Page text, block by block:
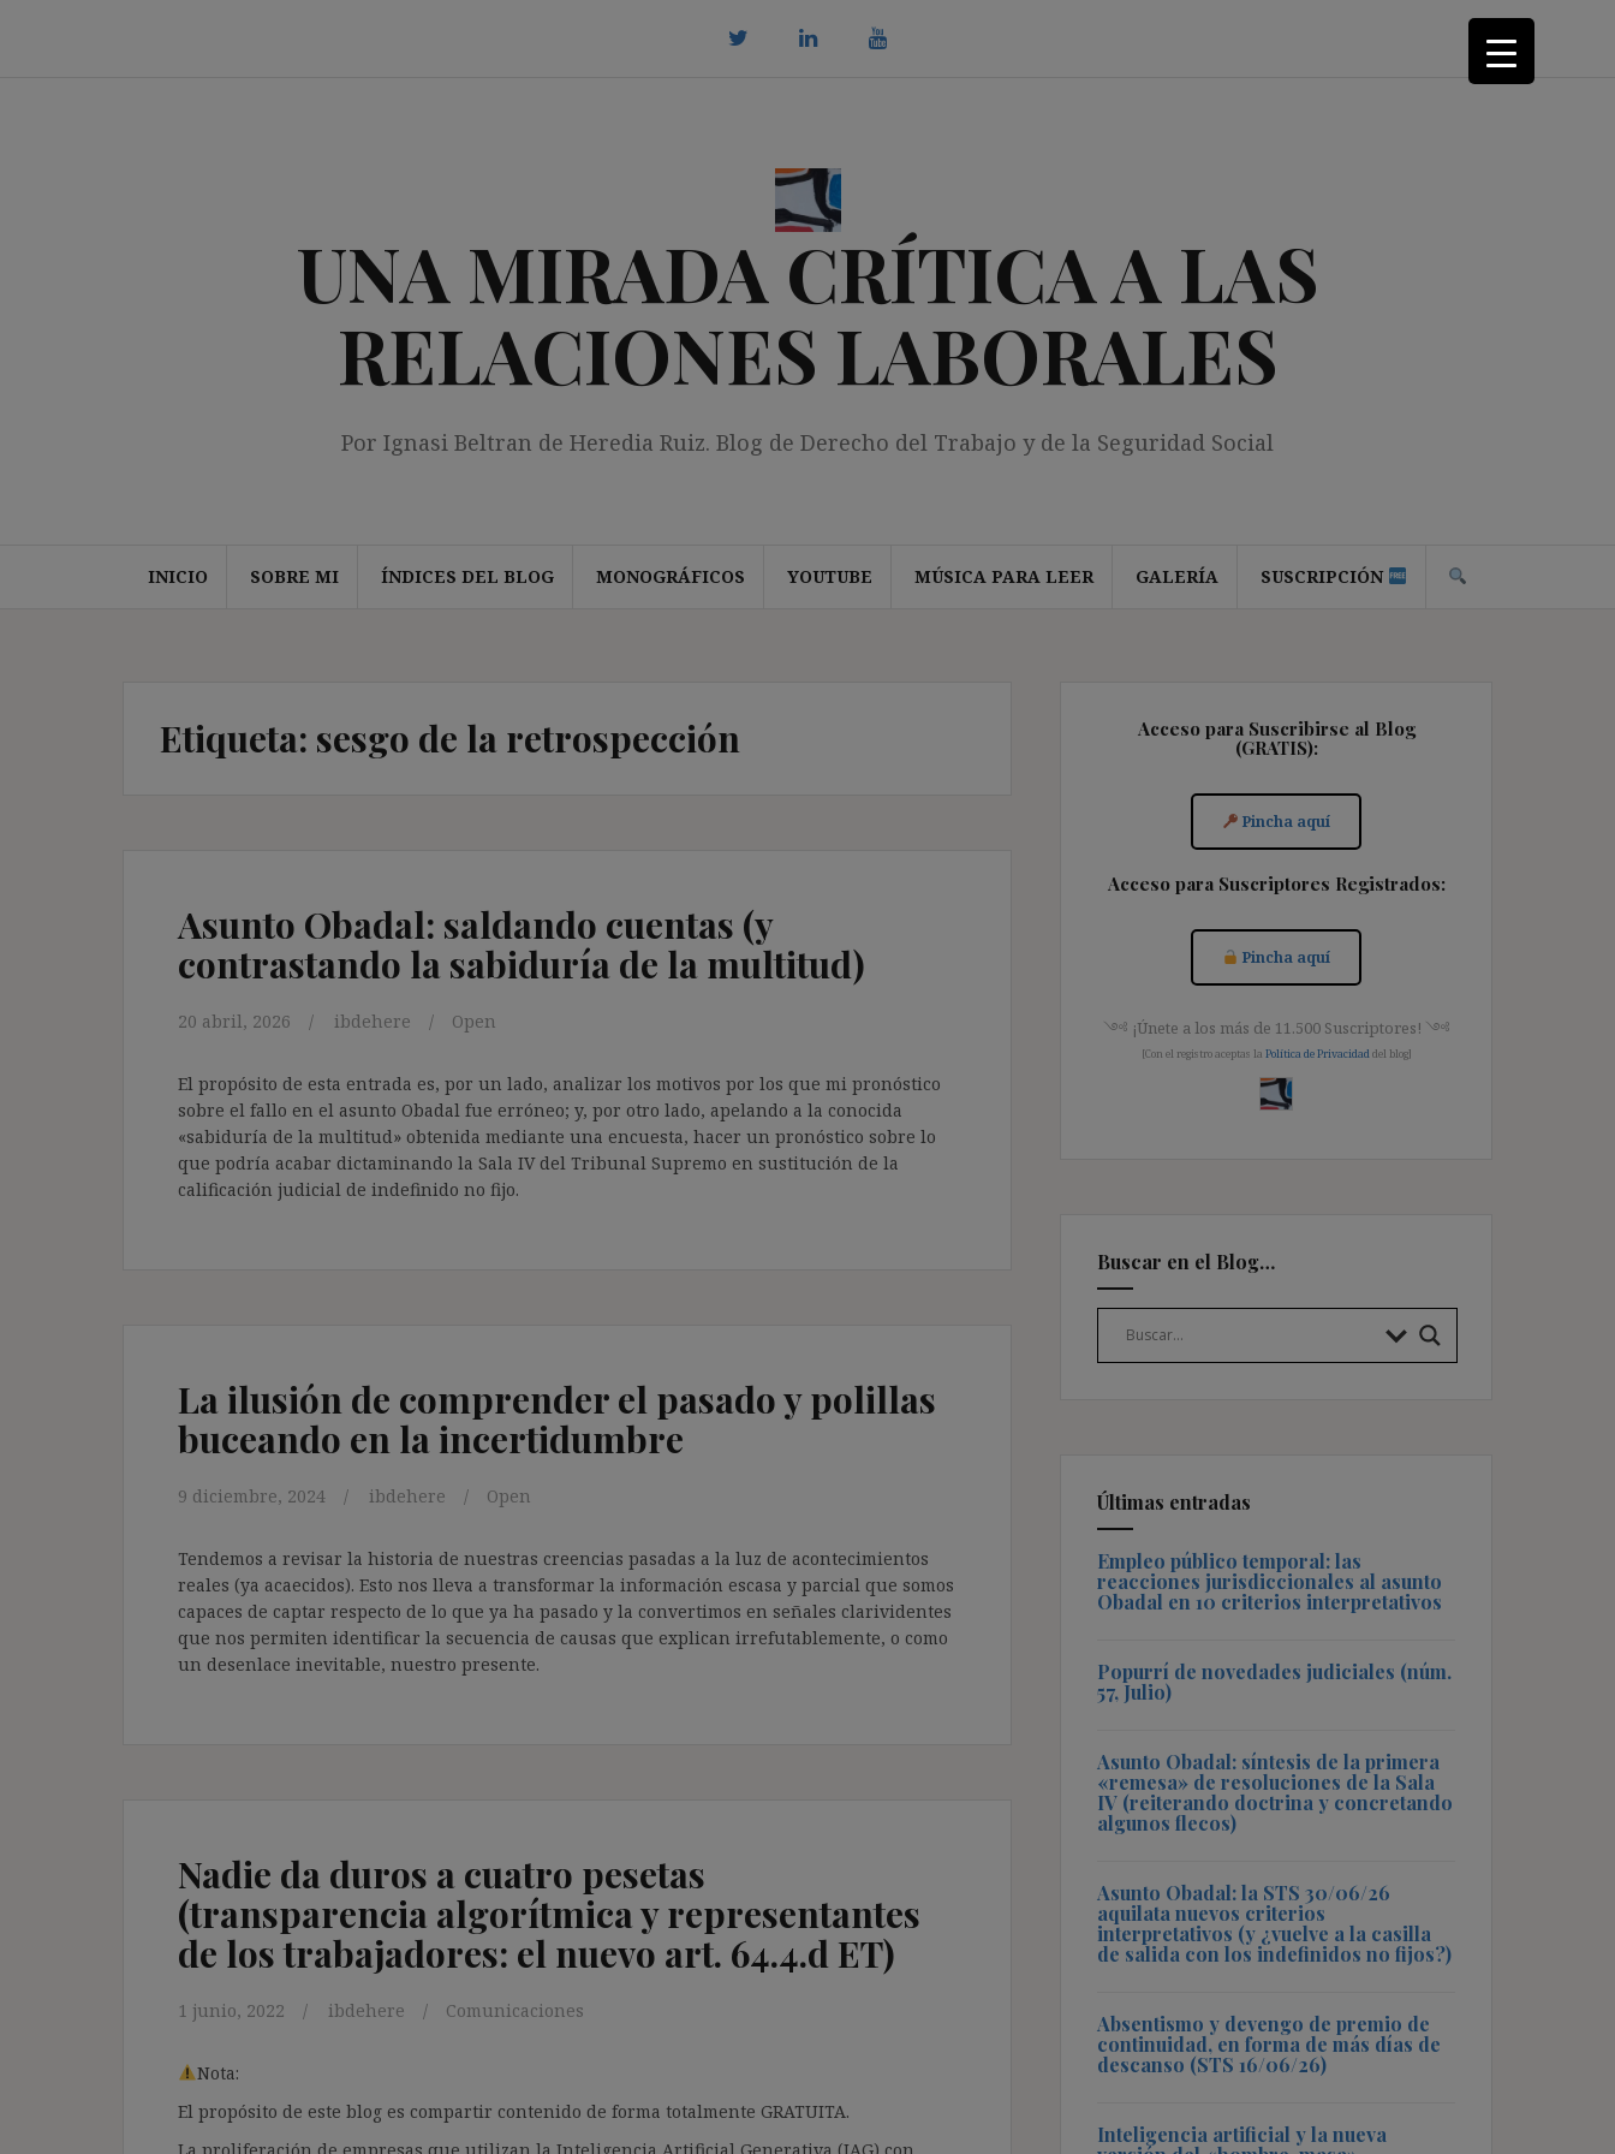
UNA MIRADA CRÍTICA A LAS
RELACIONES LABORALES
Por Ignasi Beltran de Heredia Ruiz. Blog de Derecho del Trabajo y de la Seguridad Social
INICIO SOBRE MI ÍNDICES DEL BLOG MONOGRÁFICOS YOUTUBE MÚSICA PARA LEER GALERÍA SUSCRIPCIÓN
Etiqueta: sesgo de la retrospección
Asunto Obadal: saldando cuentas (y
contrastando la sabiduría de la multitud)
20 abril, 2026 ibdehere Open
El propósito de esta entrada es, por un lado, analizar los motivos por los que mi pronóstico
sobre el fallo en el asunto Obadal fue erróneo; y, por otro lado, apelando a la conocida
«sabiduría de la multitud» obtenida mediante una encuesta, hacer un pronóstico sobre lo
que podría acabar dictaminando la Sala IV del Tribunal Supremo en sustitución de la
calificación judicial de indefinido no fijo.
La ilusión de comprender el pasado y polillas
buceando en la incertidumbre
9 diciembre, 2024 ibdehere Open
Tendemos a revisar la historia de nuestras creencias pasadas a la luz de acontecimientos
reales (ya acaecidos). Esto nos lleva a transformar la información escasa y parcial que somos
capaces de captar respecto de lo que ya ha pasado y la convertimos en señales clarividentes
que nos permiten identificar la secuencia de causas que explican irrefutablemente, o como
un desenlace inevitable, nuestro presente.
Nadie da duros a cuatro pesetas
(transparencia algorítmica y representantes
de los trabajadores: el nuevo art. 64.4.d ET)
1 junio, 2022 ibdehere Comunicaciones
Nota:
El propósito de este blog es compartir contenido de forma totalmente GRATUITA.
La proliferación de empresas que utilizan la Inteligencia Artificial Generativa (IAG) con
Acceso para Suscribirse al Blog
(GRATIS):
Pincha aquí
Acceso para Suscriptores Registrados:
Pincha aquí
༺ ¡Únete a los más de 11.500 Suscriptores! ༺
[Con el registro aceptas la Política de Privacidad del blog]
Buscar en el Blog…
Últimas entradas
Empleo público temporal: las
reacciones jurisdiccionales al asunto
Obadal en 10 criterios interpretativos
Popurrí de novedades judiciales (núm.
57, Julio)
Asunto Obadal: síntesis de la primera
«remesa» de resoluciones de la Sala
IV (reiterando doctrina y concretando
algunos flecos)
Asunto Obadal: la STS 30/06/26
aquilata nuevos criterios
interpretativos (y ¿vuelve a la casilla
de salida con los indefinidos no fijos?)
Absentismo y devengo de premio de
continuidad, en forma de más días de
descanso (STS 16/06/26)
Inteligencia artificial y la nueva